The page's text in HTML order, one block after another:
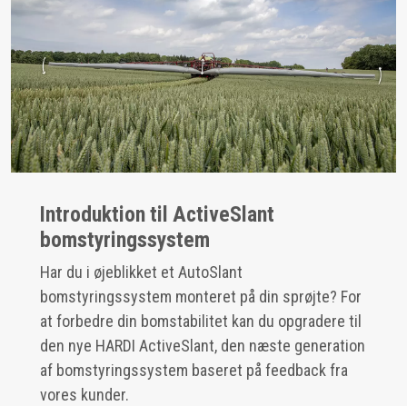
Introduktion til ActiveSlant
bomstyringssystem
Har du i øjeblikket et AutoSlant
bomstyringssystem monteret på din sprøjte? For
at forbedre din bomstabilitet kan du opgradere til
den nye HARDI ActiveSlant, den næste generation
af bomstyringssystem baseret på feedback fra
vores kunder.